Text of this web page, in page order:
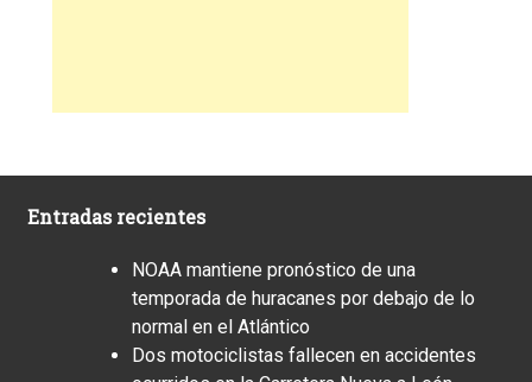
Entradas recientes
NOAA mantiene pronóstico de una
temporada de huracanes por debajo de lo
normal en el Atlántico
Dos motociclistas fallecen en accidentes